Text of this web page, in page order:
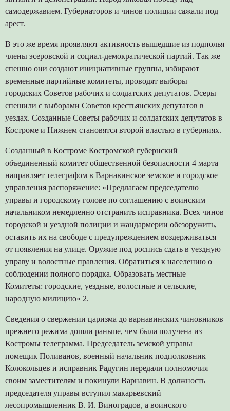
самодержавием. Губернаторов и чинов полиции сажали под
арест.
В это же время проявляют активность вышедшие из подполья
члены эсеровской и социал-демократической партий. Так же
спешно они создают инициативные группы, избирают
временные партийные комитеты, проводят выборы
городских Советов рабочих и солдатских депутатов. Эсеры
спешили с выборами Советов крестьянских депутатов в
уездах. Созданные Советы рабочих и солдатских депутатов в
Костроме и Нижнем становятся второй властью в губерниях.
Созданный в Костроме Костромской губернский
объединенный комитет общественной безопасности 4 марта
направляет телеграфом в Варнавинское земское и городское
управления распоряжение: «Предлагаем председателю
управы и городскому голове по соглашению с воинским
начальником немедленно отстранить исправника. Всех чинов
городской и уездной полиции и жандармерии обезоружить,
оставить их на свободе с предупреждением воздерживаться
от появления на улице. Оружие под роспись сдать в уездную
управу и волостные правления. Обратиться к населению о
соблюдении полного порядка. Образовать местные
Комитеты: городские, уездные, волостные и сельские,
народную милицию» 2.
Сведения о свержении царизма до варнавинских чиновников
прежнего режима дошли раньше, чем была получена из
Костромы телеграмма. Председатель земской управы
помещик Поливанов, военный начальник подполковник
Колокольцев и исправник Радугин передали полномочия
своим заместителям и покинули Варнавин. В должность
председателя управы вступил макарьевский
лесопромышленник В. И. Виноградов, а воинского